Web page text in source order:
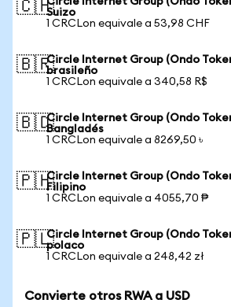
🇨🇭Suizo
1 CRCLon equivale a 53,98 CHF
🇧🇷Circle Internet Group (Ondo
brasileño
1 CRCLon equivale a 340,58 R$
🇧🇩Circle Internet Group (Ondo
Bangladés
1 CRCLon equivale a 8269,50 ৳
🇵🇭Circle Internet Group (Ondo
Filipino
1 CRCLon equivale a 4055,70 ₱
🇵🇱Circle Internet Group (Ondo
polaco
1 CRCLon equivale a 248,42 zł
Convierte otros RWA a USD